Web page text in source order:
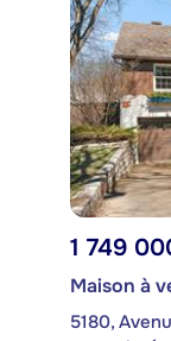
1 749
Maison à
5180,